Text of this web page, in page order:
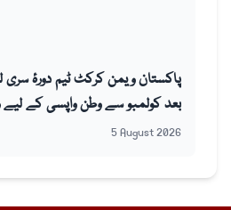
پاکستان ویمن کرکٹ ٹیم دورۂ
بعد کولمبو سے وطن واپسی کے لیے
5 August 2026